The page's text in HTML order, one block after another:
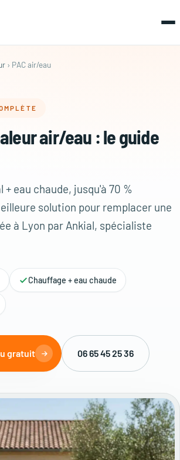
› PAC air/eau
air/eau : le guide
eau chaude, jusqu'à 70 %
solution pour remplacer une
à Lyon par Ankial, spécialiste
Chauffage + eau chaude
gratuit 06 65 45 25 36